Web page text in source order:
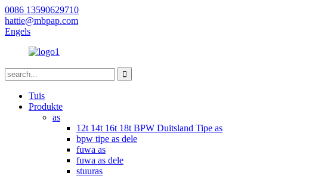
0086 13590629710
hattie@mbpap.com
Engels
Tuis
Produkte
as
12t 14t 16t 18t BPW Duitsland Tipe as
bpw tipe as dele
fuwa as
fuwa as dele
stuuras